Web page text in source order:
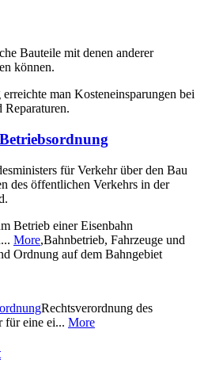
Bauteile mit denen anderer
können.
man Kosteneinsparungen bei
für Verkehr über den Bau
des öffentlichen Verkehrs in der
Betrieb einer Eisenbahn
More,Bahnbetrieb, Fahrzeuge und
Ordnung auf dem Bahngebiet
Rechtsverordnung des
für eine ei... More